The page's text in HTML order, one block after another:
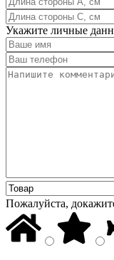
Укажите личные
Пожалуйста,